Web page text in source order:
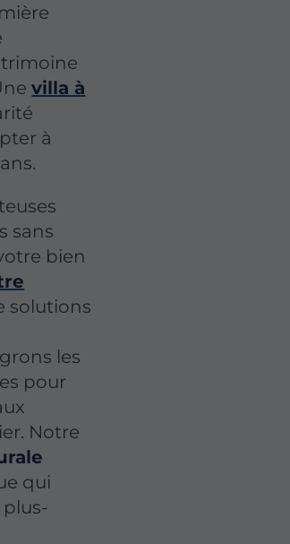
villa à
à
sans
bien
solutions
les
pour
Notre
qui